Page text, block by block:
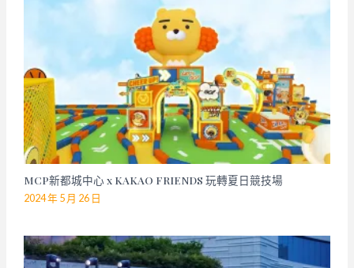
MCP新都城中心 x KAKAO FRIENDS 玩轉夏日競技場
2024 年 5 月 26 日